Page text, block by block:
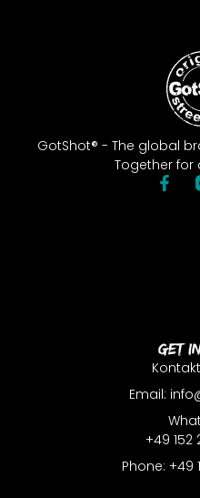
GotShot® - The global
Together for
Get
Email:
+49 152
Phone: +49